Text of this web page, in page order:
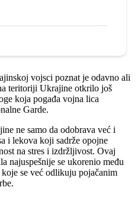
vojsci poznat je odavno ali
teritoriji Ukrajine otkrilo još
koja pogađa vojna lica
Garde.
ne samo da odobrava već i
i lekova koji sadrže opojne
na stres i izdržljivost. Ovaj
najuspešnije se ukorenio među
se već odlikuju pojačanim